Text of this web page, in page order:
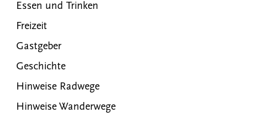
Essen und Trinken
Freizeit
Gastgeber
Geschichte
Hinweise Radwege
Hinweise Wanderwege